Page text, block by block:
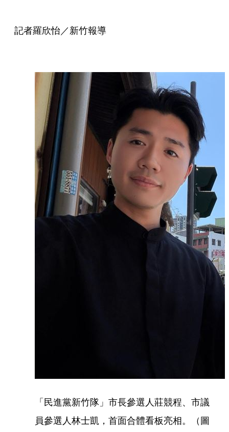
記者羅欣怡／新竹報導
「民進黨新竹隊」市長參選人莊競程、市議
員參選人林士凱，首面合體看板亮相。（圖